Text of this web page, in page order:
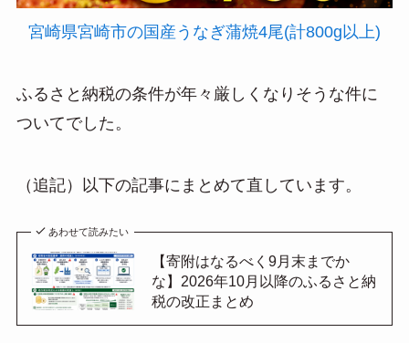
宮崎県宮崎市の国産うなぎ蒲焼4尾(計800g以上)
ふるさと納税の条件が年々厳しくなりそうな件に
ついてでした。
（追記）以下の記事にまとめて直しています。
あわせて読みたい
【寄附はなるべく9月末までか
な】2026年10月以降のふるさと納
税の改正まとめ